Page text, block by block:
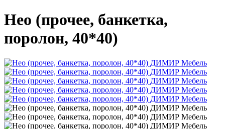
Нео (прочее, банкетка,
поролон, 40*40)